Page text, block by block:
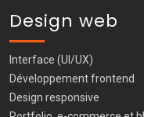
Design web
Interface (UI/UX)
Développement frontend
Design responsive